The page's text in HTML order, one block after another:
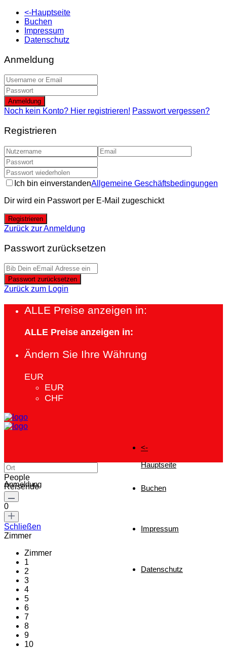
<-Hauptseite
Buchen
Impressum
Datenschutz
Anmeldung
Anmeldung
Noch kein Konto? Hier registrieren! Passwort vergessen?
Registrieren
Ich bin einverstandenAllgemeine Geschäftsbedingungen
Dir wird ein Passwort per E-Mail zugeschickt
Registrieren
Zurück zur Anmeldung
Passwort zurücksetzen
Passwort zurücksetzen
Zurück zum Login
ALLE Preise anzeigen in:
ALLE Preise anzeigen in:
Ändern Sie Ihre Währung
EUR
EUR
CHF
<-
Hauptseite
Buchen
Impressum
Datenschutz
Anmeldung
People
Reisende
0
Schließen
Zimmer
Zimmer
1
2
3
4
5
6
7
8
9
10